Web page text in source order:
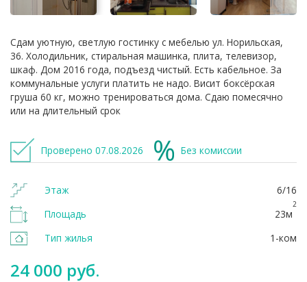
Сдам уютную, светлую гостинку с мебелью ул. Норильская,
36. Холодильник, стиральная машинка, плита, телевизор,
шкаф. Дом 2016 года, подъезд чистый. Есть кабельное. За
коммунальные услуги платить не надо. Висит боксёрская
груша 60 кг, можно тренироваться дома. Сдаю помесячно
или на длительный срок
Проверено 07.08.2026 Без комиссии
Этаж
6/16
Площадь
23м
2
Тип жилья 1-ком
24 000 руб.